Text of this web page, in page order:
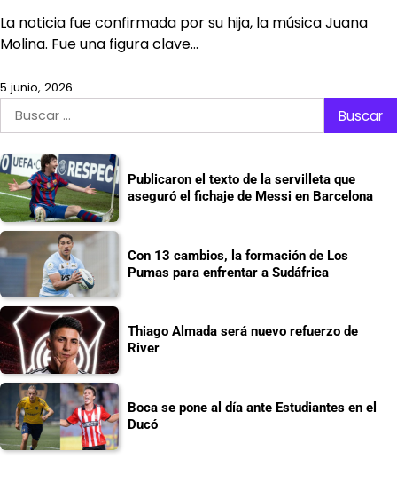
La noticia fue confirmada por su hija, la música Juana
Molina. Fue una figura clave…
5 junio, 2026
Buscar:
Publicaron el texto de la servilleta que
aseguró el fichaje de Messi en Barcelona
Con 13 cambios, la formación de Los
Pumas para enfrentar a Sudáfrica
Thiago Almada será nuevo refuerzo de
River
Boca se pone al día ante Estudiantes en el
Ducó